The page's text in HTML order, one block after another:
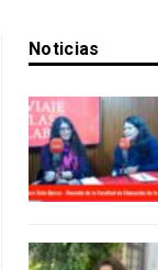
Noticias